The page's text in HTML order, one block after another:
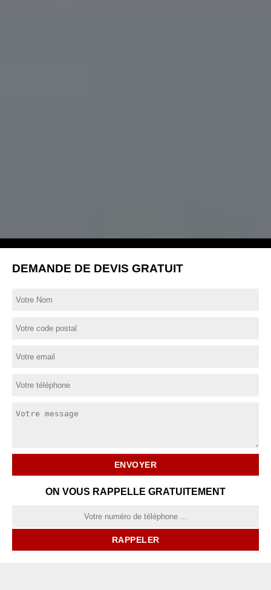
DEMANDE DE DEVIS GRATUIT
ON VOUS RAPPELLE GRATUITEMENT